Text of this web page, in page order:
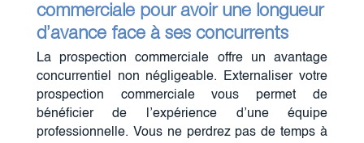
commerciale pour avoir une longueur
d’avance face à sesconcurrents
La prospection commerciale offre un avantage
concurrentiel non négligeable. Externaliser votre
prospection commerciale vous permet de
bénéficier de l’expérience d’une équipe
professionnelle. Vous ne perdrez pas de temps à